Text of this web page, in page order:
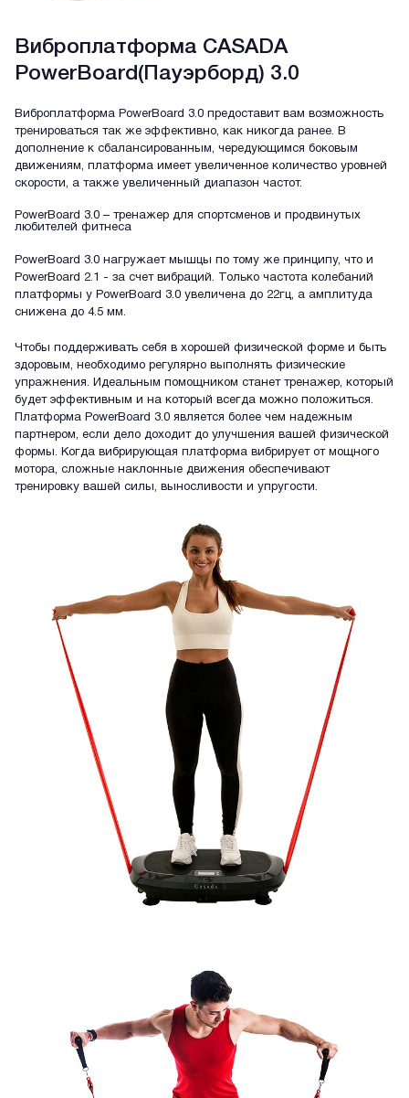
Виброплатформа CASADA
PowerBoard(Пауэрборд) 3.0
Виброплатформа PowerBoard 3.0 предоставит вам возможность
тренироваться так же эффективно, как никогда ранее. В
дополнение к сбалансированным, чередующимся боковым
движениям, платформа имеет увеличенное количество уровней
скорости, а также увеличенный диапазон частот.
PowerBoard 3.0 – тренажер для спортсменов и продвинутых
любителей фитнеса
PowerBoard 3.0 нагружает мышцы по тому же принципу, что и
PowerBoard 2.1 - за счет вибраций. Только частота колебаний
платформы у PowerBoard 3.0 увеличена до 22гц, а амплитуда
снижена до 4.5 мм.
Чтобы поддерживать себя в хорошей физической форме и быть
здоровым, необходимо регулярно выполнять физические
упражнения. Идеальным помощником станет тренажер, который
будет эффективным и на который всегда можно положиться.
Платформа PowerBoard 3.0 является более чем надежным
партнером, если дело доходит до улучшения вашей физической
формы. Когда вибрирующая платформа вибрирует от мощного
мотора, сложные наклонные движения обеспечивают
тренировку вашей силы, выносливости и упругости.